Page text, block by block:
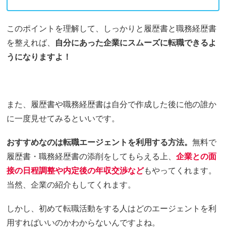
このポイントを理解して、しっかりと履歴書と職務経歴書
を整えれば、 自分にあった企業にスムーズに転職できるよ
うになりますよ！
また、履歴書や職務経歴書は自分で作成した後に他の誰か
に一度見せてみるといいです。
おすすめなのは転職エージェントを利用する方法。無料で
履歴書・職務経歴書の添削をしてもらえる上、企業との面
接の日程調整や内定後の年収交渉などもやってくれます。
当然、企業の紹介もしてくれます。
しかし、初めて転職活動をする人はどのエージェントを利
用すればいいのかわからないんですよね。